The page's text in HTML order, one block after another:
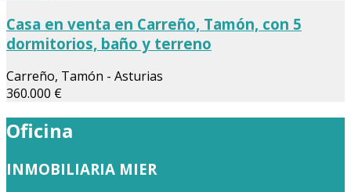
Casa en venta en Carreño, Tamón, con 5
dormitorios, baño y terreno
Carreño, Tamón - Asturias
360.000 €
Oficina
INMOBILIARIA MIER